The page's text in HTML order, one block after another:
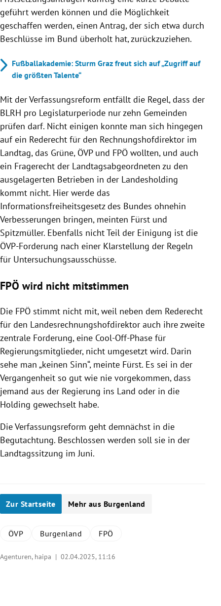
geführt werden können und die Möglichkeit
geschaffen werden, einen Antrag, der sich etwa durch
Beschlüsse im Bund überholt hat, zurückzuziehen.
Fußballakademie: Sturm Graz freut sich auf „Zugriff auf
die größten Talente“
Mit der Verfassungsreform entfällt die Regel, dass der
BLRH pro Legislaturperiode nur zehn Gemeinden
prüfen darf. Nicht einigen konnte man sich hingegen
auf ein Rederecht für den Rechnungshofdirektor im
Landtag, das Grüne, ÖVP und FPÖ wollten, und auch
ein Fragerecht der Landtagsabgeordneten zu den
ausgelagerten Betrieben in der Landesholding
kommt nicht. Hier werde das
Informationsfreiheitsgesetz des Bundes ohnehin
Verbesserungen bringen, meinten Fürst und
Spitzmüller. Ebenfalls nicht Teil der Einigung ist die
ÖVP-Forderung nach einer Klarstellung der Regeln
für Untersuchungsausschüsse.
FPÖ wird nicht mitstimmen
Die FPÖ stimmt nicht mit, weil neben dem Rederecht
für den Landesrechnungshofdirektor auch ihre zweite
zentrale Forderung, eine Cool-Off-Phase für
Regierungsmitglieder, nicht umgesetzt wird. Darin
sehe man „keinen Sinn“, meinte Fürst. Es sei in der
Vergangenheit so gut wie nie vorgekommen, dass
jemand aus der Regierung ins Land oder in die
Holding gewechselt habe.
Die Verfassungsreform geht demnächst in die
Begutachtung. Beschlossen werden soll sie in der
Landtagssitzung im Juni.
Zur Startseite Mehr aus Burgenland
ÖVP Burgenland FPÖ
Agenturen, haipa | 02.04.2025, 11:16